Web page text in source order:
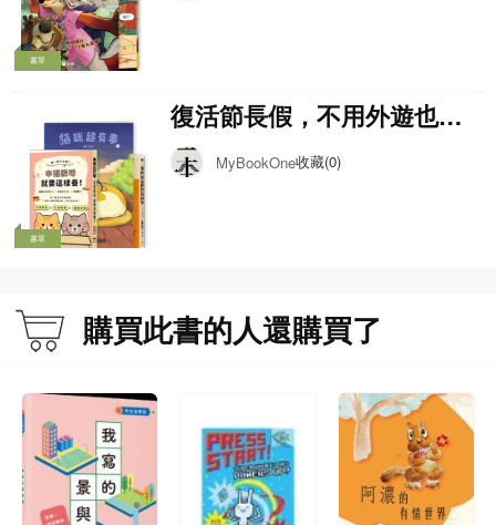
書單
書單
復活節長假，不用外遊也開
心 -Day 7
MyBookOne收藏(0)
購買此書的人還購買了